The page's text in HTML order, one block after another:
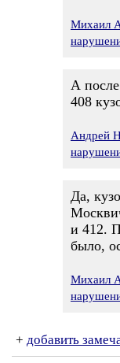
Михаил
А после
408
Андрей
Да,
и 412.
было,
Михаил
+ добавить